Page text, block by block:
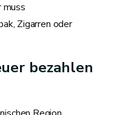
Zigarren oder
bezahlen